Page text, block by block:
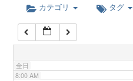
カテゴリ タグ
全日
6:00 AM
7:00 AM
8:00 AM